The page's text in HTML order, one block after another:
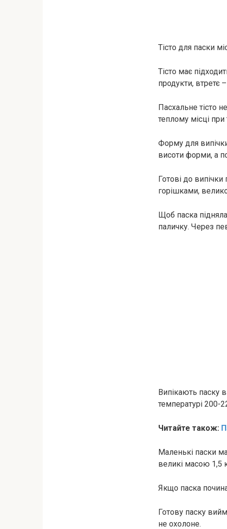
Тісто для паски
Тісто має
продукти, втретє
Пасхальне тісто
теплому місці при
Форму для
висоти форми, а
Готові до
горішками,
Щоб паска
паличку. Через
Випікають паску
температурі 200-
Читайте також:
Маленькі паски
великі масою 1,5
Якщо паска
Готову паску
не охолоне.